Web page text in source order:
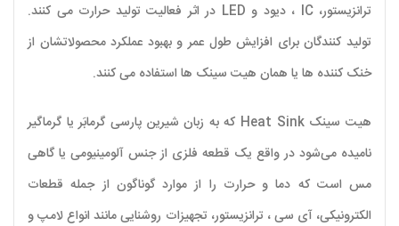
ترانزیستور، IC ، دیود و LED در اثر فعالیت تولید حرارت می کنند.
تولید کنندگان برای افزایش طول عمر و بهبود عملکرد محصولاتشان از
خنک کننده ها یا همان هیت سینک ها استفاده می کنند.
هیت سینک Heat Sink که به زبان شیرین پارسی گرمابَر یا گرماگیر
نامیده می‌شود در واقع یک قطعه فلزی از جنس آلومینیومی یا گاهی
مس است که دما و حرارت را از موارد گوناگون از جمله قطعات
الکترونیکی، آی سی ، ترانزیستور، تجهیزات روشنایی مانند انواع لامپ و